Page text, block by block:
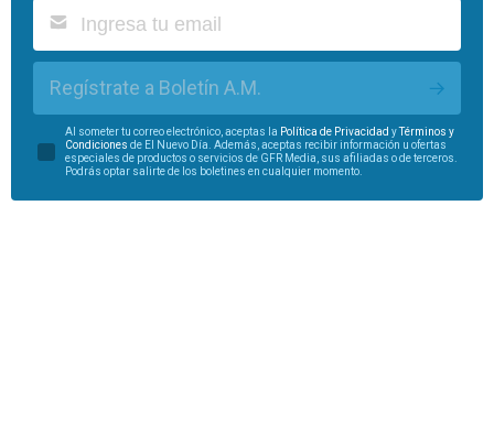
Regístrate a Boletín A.M.
Al someter tu correo electrónico, aceptas la Política de Privacidad yTérminos y
Condiciones de El Nuevo Día. Además, aceptas recibir información u ofertas
especiales de productos o servicios de GFR Media, sus afiliadas o de terceros.
Podrás optar salirte de los boletines en cualquier momento.